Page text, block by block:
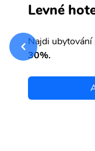
Levné
Najdi
30%.